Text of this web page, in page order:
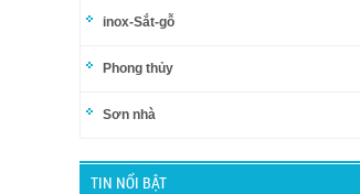
inox-Sắt-gỗ
Phong thủy
Sơn nhà
TIN NỔI BẬT